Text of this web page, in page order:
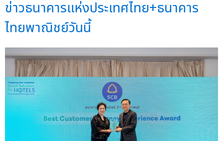
ข่าวธนาคารแห่งประเทศไทย+ธนาคาร
ไทยพาณิชย์วันนี้